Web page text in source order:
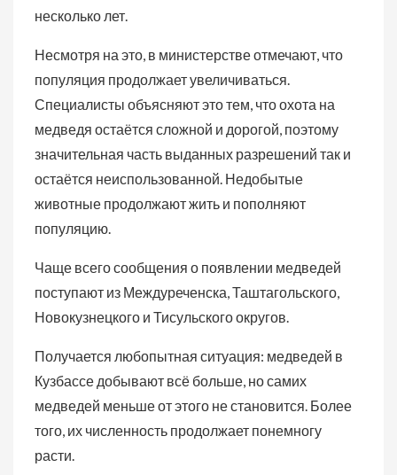
несколько лет.
Несмотря на это, в министерстве отмечают, что
популяция продолжает увеличиваться.
Специалисты объясняют это тем, что охота на
медведя остаётся сложной и дорогой, поэтому
значительная часть выданных разрешений так и
остаётся неиспользованной. Недобытые
животные продолжают жить и пополняют
популяцию.
Чаще всего сообщения о появлении медведей
поступают из Междуреченска, Таштагольского,
Новокузнецкого и Тисульского округов.
Получается любопытная ситуация: медведей в
Кузбассе добывают всё больше, но самих
медведей меньше от этого не становится. Более
того, их численность продолжает понемногу
расти.